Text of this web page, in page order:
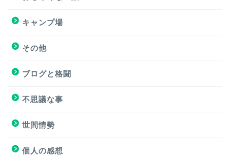
キャンプ場
その他
ブログと格闘
不思議な事
世間情勢
個人の感想